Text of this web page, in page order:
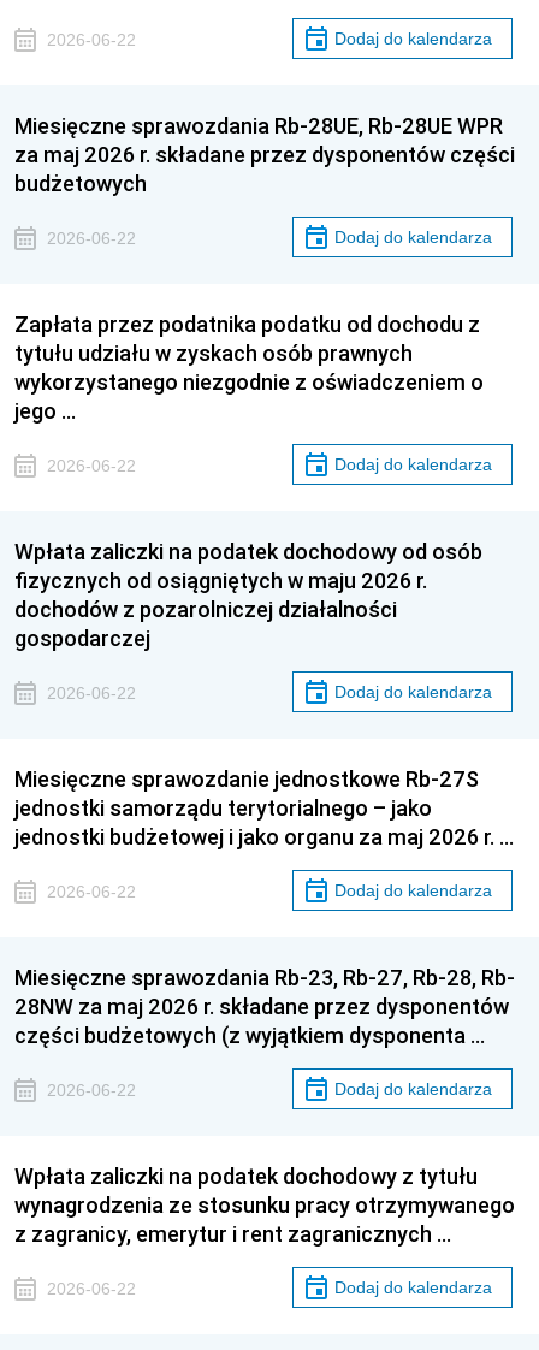
2026-06-22 Dodaj do kalendarza
Miesięczne sprawozdania Rb-28UE, Rb-28UE WPR
za maj 2026 r. składane przez dysponentów części
budżetowych
2026-06-22 Dodaj do kalendarza
Zapłata przez podatnika podatku od dochodu z
tytułu udziału w zyskach osób prawnych
wykorzystanego niezgodnie z oświadczeniem o
jego …
2026-06-22 Dodaj do kalendarza
Wpłata zaliczki na podatek dochodowy od osób
fizycznych od osiągniętych w maju 2026 r.
dochodów z pozarolniczej działalności
gospodarczej
2026-06-22 Dodaj do kalendarza
Miesięczne sprawozdanie jednostkowe Rb-27S
jednostki samorządu terytorialnego – jako
jednostki budżetowej i jako organu za maj 2026 r. …
2026-06-22 Dodaj do kalendarza
Miesięczne sprawozdania Rb-23, Rb-27, Rb-28, Rb-
28NW za maj 2026 r. składane przez dysponentów
części budżetowych (z wyjątkiem dysponenta …
2026-06-22 Dodaj do kalendarza
Wpłata zaliczki na podatek dochodowy z tytułu
wynagrodzenia ze stosunku pracy otrzymywanego
z zagranicy, emerytur i rent zagranicznych …
2026-06-22 Dodaj do kalendarza